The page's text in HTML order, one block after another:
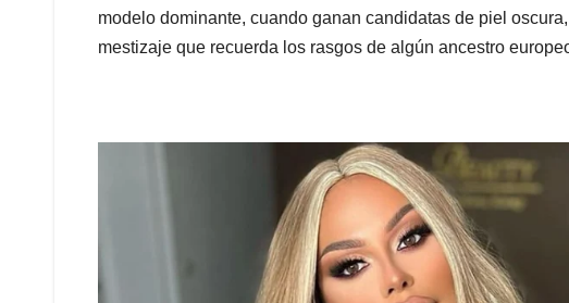
modelo dominante, cuando ganan candidatas de piel
mestizaje que recuerda los rasgos de algún ancestro